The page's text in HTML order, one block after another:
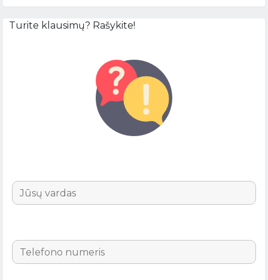
Turite klausimų? Rašykite!